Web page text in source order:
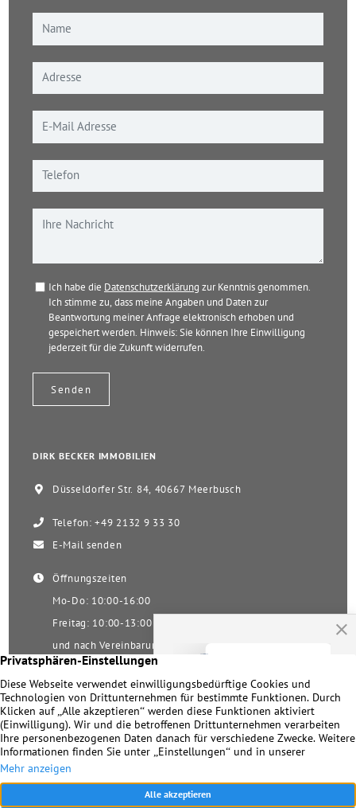
Ich habe die Datenschutzerklärung zur Kenntnis genommen.
Ich stimme zu, dass meine Angaben und Daten zur
Beantwortung meiner Anfrage elektronisch erhoben und
gespeichert werden. Hinweis: Sie können Ihre Einwilligung
jederzeit für die Zukunft widerrufen.
DIRK BECKER IMMOBILIEN
Düsseldorfer Str. 84, 40667 Meerbusch
Telefon: +49 2132 9 33 30
E-Mail senden
Öffnungszeiten
Mo-Do: 10:00-16:00
Freitag: 10:00-13:00
und nach Vereinbarung
Samstag nach Vereinbarung!
Unsere Facebookseite
Impressum | Datenschutz | Kontakt